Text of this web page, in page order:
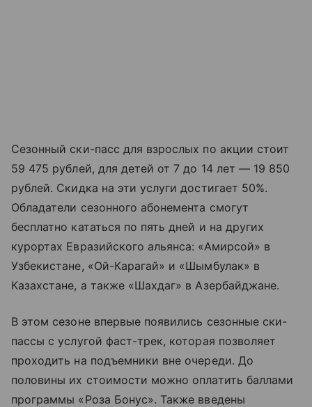
Сезонный ски-пасс для взрослых по акции стоит
59 475 рублей, для детей от 7 до 14 лет — 19 850
рублей. Скидка на эти услуги достигает 50%.
Обладатели сезонного абонемента смогут
бесплатно кататься по пять дней и на других
курортах Евразийского альянса: «Амирсой» в
Узбекистане, «Ой-Карагай» и «Шымбулак» в
Казахстане, а также «Шахдаг» в Азербайджане.
В этом сезоне впервые появились сезонные ски-
пассы с услугой фаст-трек, которая позволяет
проходить на подъемники вне очереди. До
половины их стоимости можно оплатить баллами
программы «Роза Бонус». Также введены